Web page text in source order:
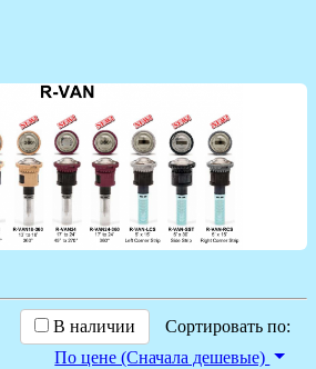
В наличии
Сортировать по:
По цене (Сначала дешевые)